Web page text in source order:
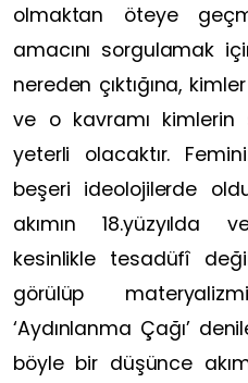
olmaktan öteye
amacını sorgulamak
nereden çıktığına,
ve o kavramı kimlerin
yeterli olacaktır.
beşeri ideolojilerde
akımın 18.yüzyılda
kesinlikle tesadüfî
görülüp
‘Aydınlanma Çağı’
böyle bir düşünce